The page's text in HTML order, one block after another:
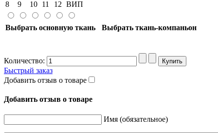
8 9 10 11 12 ВИП
Выбрать основную ткань Выбрать ткань-компаньон
Количество:
Быстрый заказ
Добавить отзыв о товаре
Добавить отзыв о товаре
Имя (обязательное)